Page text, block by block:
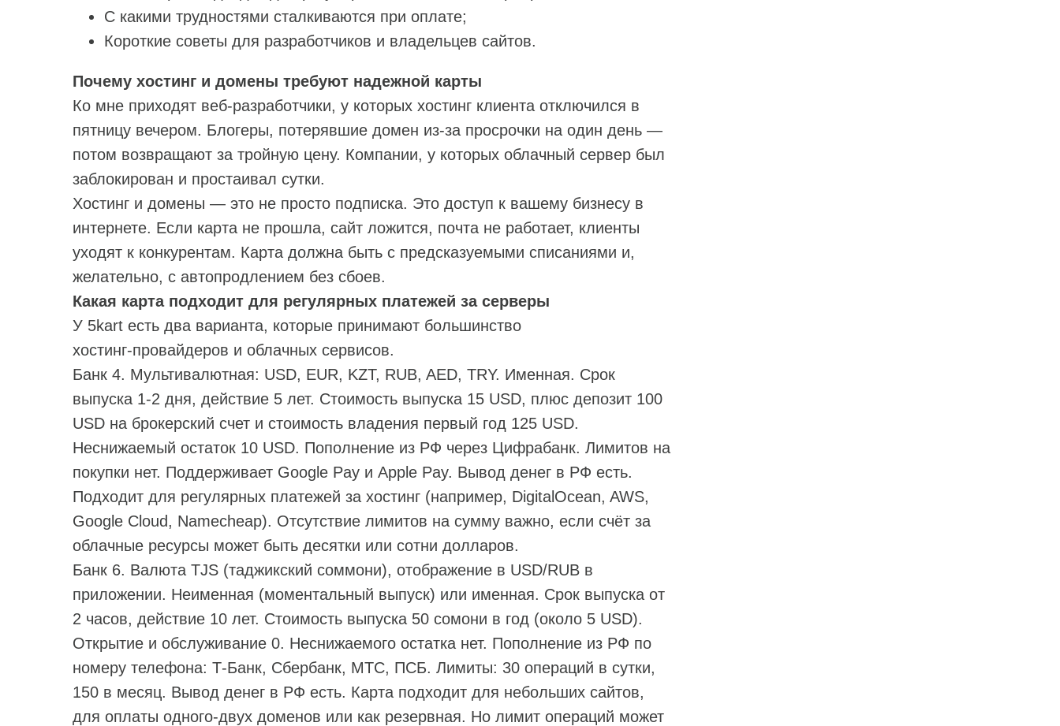
С какими трудностями сталкиваются при оплате;
Короткие советы для разработчиков и владельцев сайтов.
Почему хостинг и домены требуют надежной карты
Ко мне приходят веб‑разработчики, у которых хостинг клиента отключился в
пятницу вечером. Блогеры, потерявшие домен из‑за просрочки на один день —
потом возвращают за тройную цену. Компании, у которых облачный сервер был
заблокирован и простаивал сутки.
Хостинг и домены — это не просто подписка. Это доступ к вашему бизнесу в
интернете. Если карта не прошла, сайт ложится, почта не работает, клиенты
уходят к конкурентам. Карта должна быть с предсказуемыми списаниями и,
желательно, с автопродлением без сбоев.
Какая карта подходит для регулярных платежей за серверы
У 5kart есть два варианта, которые принимают большинство
хостинг‑провайдеров и облачных сервисов.
Банк 4. Мультивалютная: USD, EUR, KZT, RUB, AED, TRY. Именная. Срок
выпуска 1-2 дня, действие 5 лет. Стоимость выпуска 15 USD, плюс депозит 100
USD на брокерский счет и стоимость владения первый год 125 USD.
Неснижаемый остаток 10 USD. Пополнение из РФ через Цифрабанк. Лимитов на
покупки нет. Поддерживает Google Pay и Apple Pay. Вывод денег в РФ есть.
Подходит для регулярных платежей за хостинг (например, DigitalOcean, AWS,
Google Cloud, Namecheap). Отсутствие лимитов на сумму важно, если счёт за
облачные ресурсы может быть десятки или сотни долларов.
Банк 6. Валюта TJS (таджикский соммони), отображение в USD/RUB в
приложении. Неименная (моментальный выпуск) или именная. Срок выпуска от
2 часов, действие 10 лет. Стоимость выпуска 50 сомони в год (около 5 USD).
Открытие и обслуживание 0. Неснижаемого остатка нет. Пополнение из РФ по
номеру телефона: Т-Банк, Сбербанк, МТС, ПСБ. Лимиты: 30 операций в сутки,
150 в месяц. Вывод денег в РФ есть. Карта подходит для небольших сайтов,
для оплаты одного‑двух доменов или как резервная. Но лимит операций может